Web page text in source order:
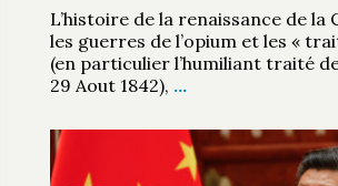
L’histoire de la renaissance de la
les guerres de l’opium et les «
(en particulier l’humiliant traité
29 Aout 1842), …